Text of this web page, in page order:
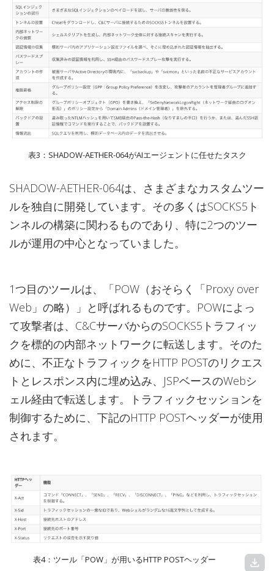
表3：SHADOW-AETHER-064がAIエージェントに任せたタスク
SHADOW-AETHER-064は、さまざまなカスタムツー
ルを独自に開発しています。その多くはSOCKS5ト
ンネルの構築に関わるものであり、特に2つのツー
ルが運用の中心となっていました。
1つ目のツールは、「POW（おそらく「Proxy over
Web」の略）」と呼ばれるものです。POWによっ
て攻撃者は、C&CサーバからのSOCKS5トラフィッ
クを標的の内部ネットワークに転送します。そのた
めに、不正なトラフィックをHTTP POSTのリクエス
トとレスポンス内に埋め込み、JSPベースのWebシ
ェル経由で転送します。トラフィックセッションを
制御するために、下記のHTTP POSTヘッダーが使用
されます。
表4：ツール「POW」が用いるHTTP POSTヘッダー download